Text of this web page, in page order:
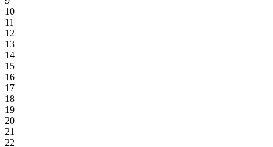
10
11
12
13
14
15
16
17
18
19
20
21
22